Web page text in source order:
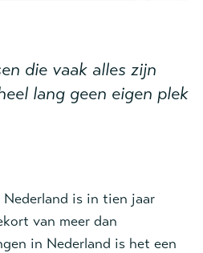
die vaak alles zijn
lang geen eigen plek
is in tien jaar
van meer dan
in Nederland is het een